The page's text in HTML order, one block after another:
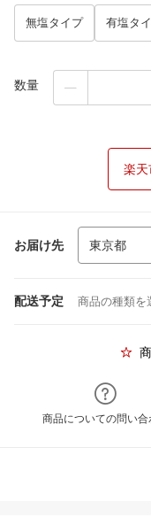
無塩タイプ 有塩タ
数量
楽天
お届け先
配送予定 商品の種類を
商品についての問い合